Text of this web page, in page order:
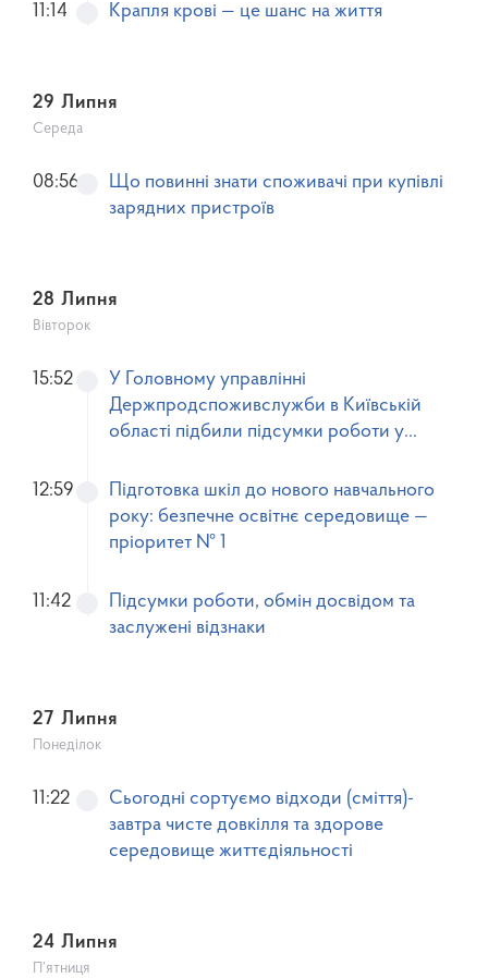
Крапля крові — це шанс на життя
11:14
29 Липня
Середа
Що повинні знати споживачі при купівлі
зарядних пристроїв
08:56
28 Липня
Вівторок
У Головному управлінні
Держпродспоживслужби в Київській
області підбили підсумки роботи у
півріччя 2026 року
15:52
Підготовка шкіл до нового навчального
року: безпечне освітнє середовище —
пріоритет № 1
12:59
Підсумки роботи, обмін досвідом та
заслужені відзнаки
11:42
27 Липня
Понеділок
Сьогодні сортуємо відходи (сміття)-
завтра чисте довкілля та здорове
середовище життєдіяльності
11:22
24 Липня
П’ятниця